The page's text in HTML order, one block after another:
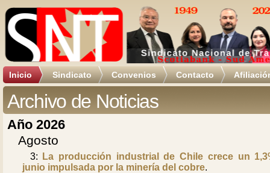
Inicio Sindicato Convenios Contacto
Archivo de Noticias
Año 2026
Agosto
3:
La producción industrial de Chile crece un
junio impulsada por la minería del cobre.